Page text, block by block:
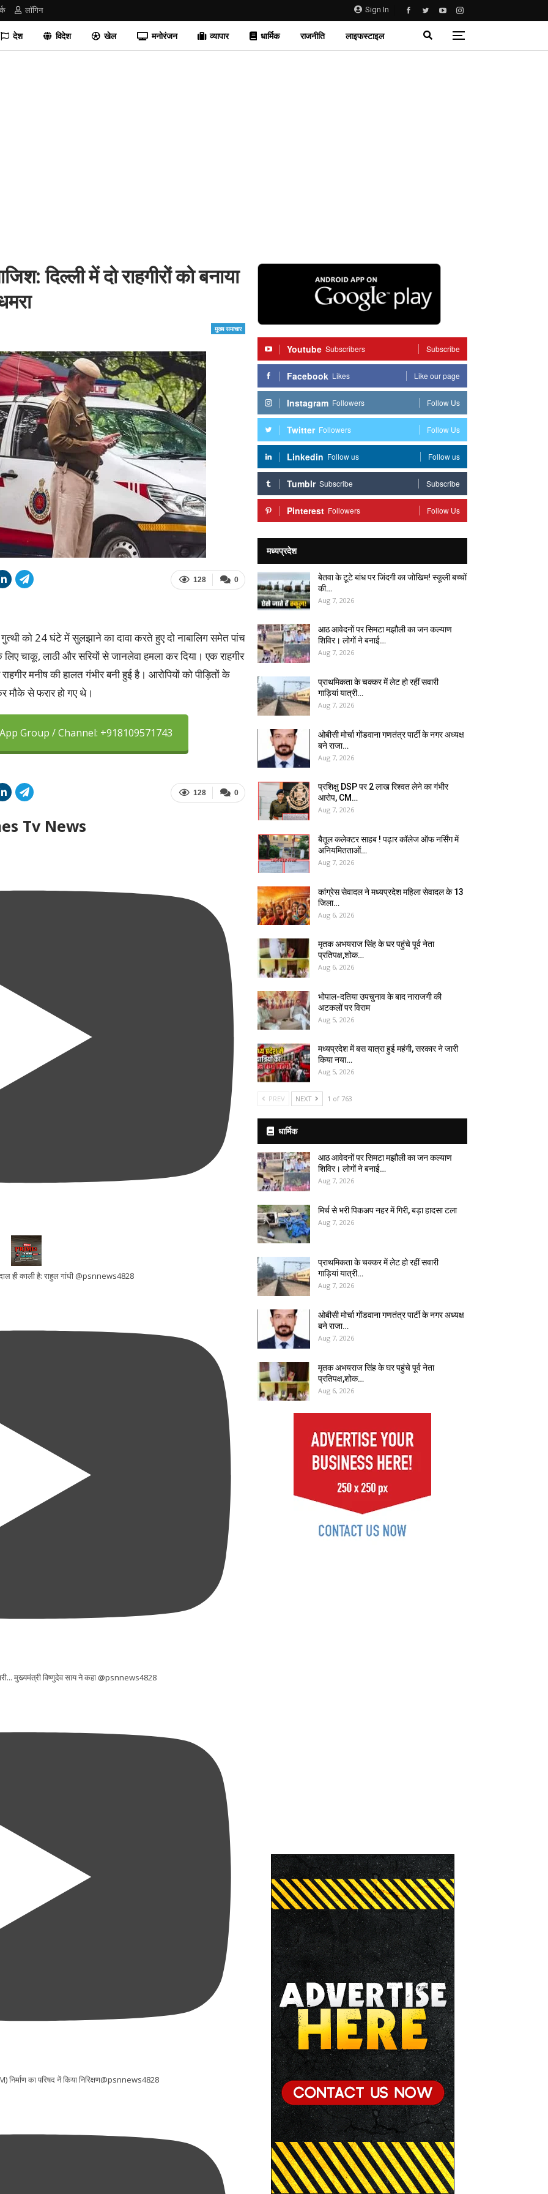
Sign In
लॉगिन
देश विदेश खेल मनोरंजन व्यापार धार्मिक राजनीति लाइफस्टाइल
दिल्ली में दो राहगीरों को बनाया
मुख्य समाचार
0
128
को 24 घंटे में सुलझाने का दावा करते हुए दो नाबालिग समेत पांच
लिए चाकू, लाठी और सरियों से जानलेवा हमला कर दिया। एक राहगीर
मनीष की हालत गंभीर बनी हुई है। आरोपियों को पीड़ितों के
मौके से फरार हो गए थे।
Group / Channel: +918109571743
0
128
Tv News
ही काली है: राहुल गांधी @psnnews4828
मुख्यमंत्री विष्णुदेव साय ने कहा @psnnews4828
निर्माण का परिषद नें किया निरिक्षण@psnnews4828
Youtube Subscribers Subscribe
Facebook Likes Like our page
Instagram Followers Follow Us
Twitter Followers Follow Us
Linkedin Follow us Follow us
Tumblr Subscribe Subscribe
Pinterest Followers Follow Us
मध्यप्रदेश
बेतवा के टूटे बांध पर जिंदगी का जोखिम! स्कूली बच्चों
की…
Aug 7, 2026
आठ आवेदनों पर सिमटा मझौली का जन कल्याण
शिविर। लोगों ने बनाई…
Aug 7, 2026
प्राथमिकता के चक्कर में लेट हो रहीं सवारी
गाड़ियां यात्री…
Aug 7, 2026
ओबीसी मोर्चा गोंडवाना गणतंत्र पार्टी के नगर अध्यक्ष
बने राजा…
Aug 7, 2026
प्रशिक्षु DSP पर ₹2 लाख रिश्वत लेने का गंभीर
आरोप, CM…
Aug 7, 2026
बैतूल कलेक्टर साहब ! पढ़ार कॉलेज ऑफ नर्सिंग में
अनियमितताओं…
Aug 7, 2026
कांग्रेस सेवादल ने मध्यप्रदेश महिला सेवादल के 13
जिला…
Aug 6, 2026
मृतक अभयराज सिंह के घर पहुंचे पूर्व नेता
प्रतिपक्ष,शोक…
Aug 6, 2026
भोपाल-दतिया उपचुनाव के बाद नाराजगी की
अटकलों पर विराम
Aug 5, 2026
मध्यप्रदेश में बस यात्रा हुई महंगी, सरकार ने जारी
किया नया…
Aug 5, 2026
PREV NEXT 1 of 763
धार्मिक
आठ आवेदनों पर सिमटा मझौली का जन कल्याण
शिविर। लोगों ने बनाई…
Aug 7, 2026
मिर्च से भरी पिकअप नहर में गिरी, बड़ा हादसा टला
Aug 7, 2026
प्राथमिकता के चक्कर में लेट हो रहीं सवारी
गाड़ियां यात्री…
Aug 7, 2026
ओबीसी मोर्चा गोंडवाना गणतंत्र पार्टी के नगर अध्यक्ष
बने राजा…
Aug 7, 2026
मृतक अभयराज सिंह के घर पहुंचे पूर्व नेता
प्रतिपक्ष,शोक…
Aug 6, 2026